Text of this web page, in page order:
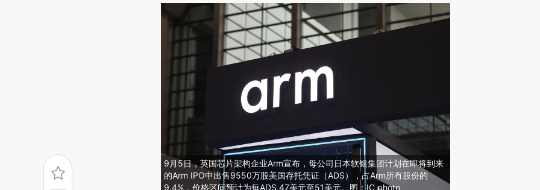
9月5日，英国芯片架构企业Arm宣布，母公司日本软银集团计划在即将到来
的Arm IPO中出售9550万股美国存托凭证（ADS），占Arm所有股份的
9.4%，价格区间预计为每ADS 47美元至51美元。图：IC photo